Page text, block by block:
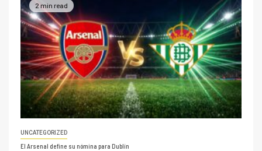
2 min read
UNCATEGORIZED
El Arsenal define su nómina para Dublín